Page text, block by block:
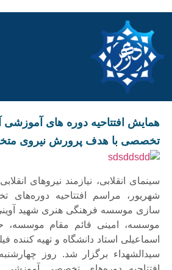
همایش افتتاحیه دوره های آموزشی
تخصصی با هدف پرورش نیروی
شهریور، مراسم افتتاحیه
سازی موسسه فرهنگی هنری شهید
موسسه، امینی قائم مقام موسسه،
اسماعیلی استاد دانشگاه و تهیه